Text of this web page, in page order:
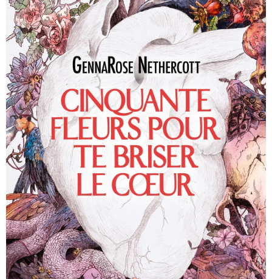
« Le Vent dand les Saules » - Une Belle Histoire !
« Damn Them All » - Un duo de Choc !
Yoshi and the mysterious book